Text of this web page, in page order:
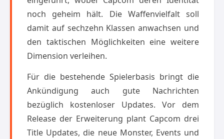
noch geheim hält. Die Waffenvielfalt soll
damit auf sechzehn Klassen anwachsen und
den taktischen Möglichkeiten eine weitere
Dimension verleihen.
Für die bestehende Spielerbasis bringt die
Ankündigung auch gute Nachrichten
bezüglich kostenloser Updates. Vor dem
Release der Erweiterung plant Capcom drei
Title Updates, die neue Monster, Events und